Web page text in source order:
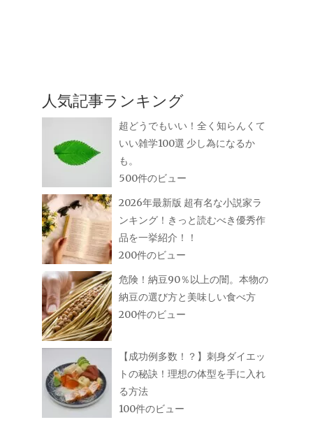
人気記事ランキング
超どうでもいい！全く知らんくて
いい雑学100選 少し為になるか
も。
500件のビュー
2026年最新版 超有名な小説家ラ
ンキング！きっと読むべき優秀作
品を一挙紹介！！
200件のビュー
危険！納豆90％以上の闇。本物の
納豆の選び方と美味しい食べ方
200件のビュー
【成功例多数！？】刺身ダイエッ
トの秘訣！理想の体型を手に入れ
る方法
100件のビュー